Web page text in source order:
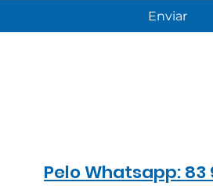
Enviar
Pelo Whatsapp: 83